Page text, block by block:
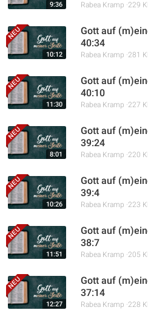
9:36 Rabea Kramp 229
10:12
Gott auf
40:34
Rabea Kramp 281
11:30
Gott auf
40:10
Rabea Kramp 227
8:01
Gott auf
39:24
Rabea Kramp 220
10:26
Gott auf
39:4
Rabea Kramp 223
11:51
Gott auf
38:7
Rabea Kramp 205
12:27
Gott auf
37:14
Rabea Kramp 228